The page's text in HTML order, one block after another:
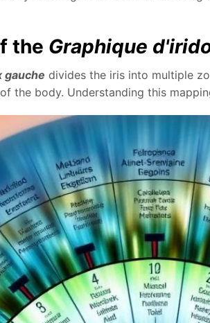
the Graphique
gauche divides the iris into multiple
the body. Understanding this